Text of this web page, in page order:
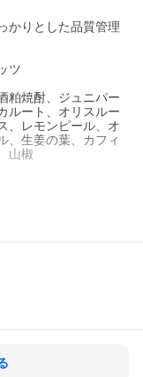
かりとした品質管理
ツ
粕焼酎、ジュニパー
ルート、オリスルー
、レモンピール、オ
、生姜の葉、カフィ
山椒
円
はございません。
た「酒粕焼酎」のフ